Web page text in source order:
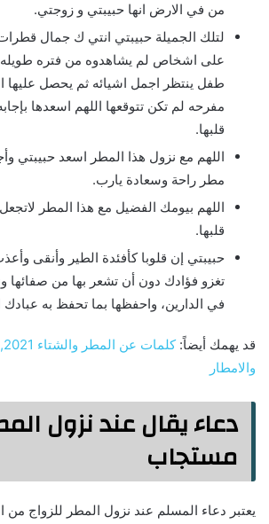
من في الارض انها حبيبتي و زوجتي.
لتلك الجميلة حبيبتي انتي ك جمال
على اشخاص لم يشاهدوه من فتره طويله
طفل ينتظر اجمل اشيائه ثم يحصل عليها
مفرحه لم تكن تتوقعها اللهم اسعدها
قلبها.
اللهم مع نزول هذا المطر اسعد حبيبتي
مطر راحة وسعادة يارب.
اللهم بيومك الفضيل مع هذا المطر
قلبها.
حبيبتي إن قلوبا كأفئدة الطير وأنقى
تغزو فؤادك دون أن تشعر بها من صفائها
في الدارين، واحفظها بما تحفظ به عبادك
قد يهمك أيضاً:
والامطار
دعاء يقال عند نزول
مستجاب
يعتبر دعاء المسلم عند نزول المطر للزواج من